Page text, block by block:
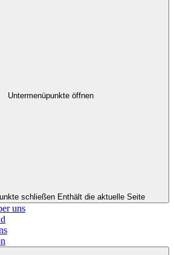
Untermenüpunkte öffnen
schließen Enthält die aktuelle Seite
uns